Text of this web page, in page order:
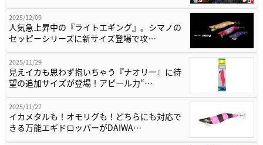
2025/12/09
人気急上昇中の『ライトエギング』。シマノの
セッピーシリーズに新サイズ登場で攻…
2025/11/29
見えイカも思わず抱いちゃう『ナオリー』に待
望の追加サイズが登場！アピール力“…
2025/11/27
イカメタルも！オモリグも！どちらにも対応で
きる万能エギドロッパーがDAIWA…